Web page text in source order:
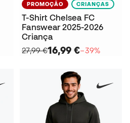
PROMOÇÃO CRIANÇAS
T-Shirt Chelsea FC
Fanswear 2025-2026
Criança
27,99 €16,99 €−39%